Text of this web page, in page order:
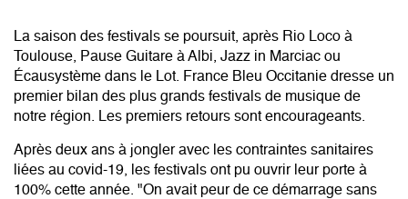
La saison des festivals se poursuit, après Rio Loco à
Toulouse, Pause Guitare à Albi, Jazz in Marciac ou
Écausystème dans le Lot. France Bleu Occitanie dresse un
premier bilan des plus grands festivals de musique de
notre région. Les premiers retours sont encourageants.
Après deux ans à jongler avec les contraintes sanitaires
liées au covid-19, les festivals ont pu ouvrir leur porte à
100% cette année. "On avait peur de ce démarrage sans